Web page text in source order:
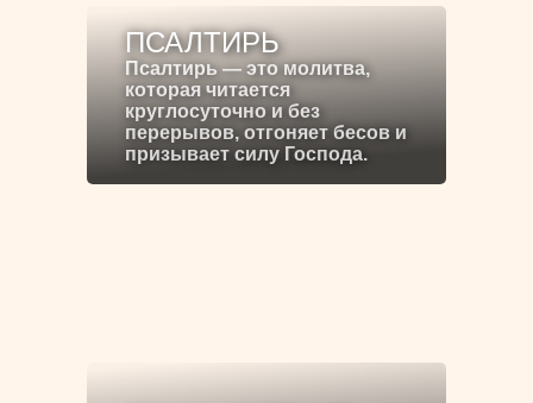
ПСАЛТИРЬ
Псалтирь — это молитва,
которая читается
круглосуточно и без
перерывов, отгоняет бесов и
призывает силу Господа.